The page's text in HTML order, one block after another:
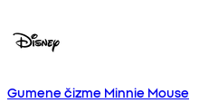
Gumene čizme Minnie Mouse